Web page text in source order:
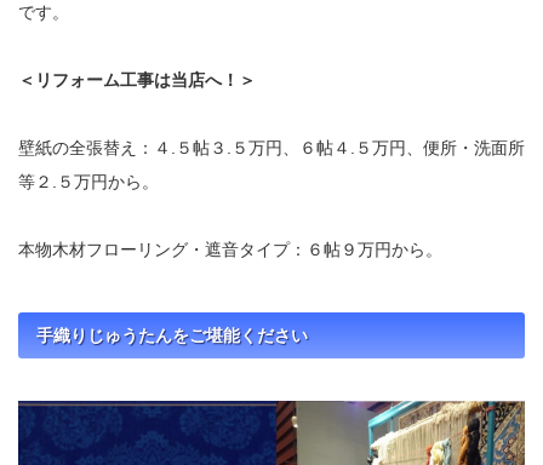
です。
＜リフォーム工事は当店へ！＞
壁紙の全張替え：４.５帖３.５万円、６帖４.５万円、便所・洗面所
等２.５万円から。
本物木材フローリング・遮音タイプ：６帖９万円から。
手織りじゅうたんをご堪能ください